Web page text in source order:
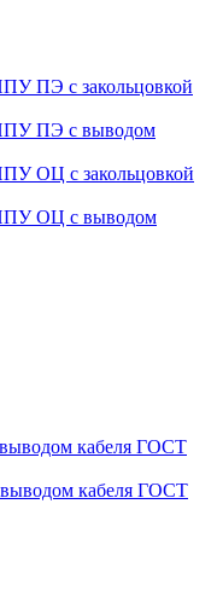
ПЭ с закольцовкой
ПЭ с выводом
ОЦ с закольцовкой
ОЦ с выводом
кабеля ГОСТ
кабеля ГОСТ